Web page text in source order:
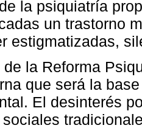
la psiquiatría
un trastorno
estigmatizadas,
de la Reforma
que será la
El desinterés